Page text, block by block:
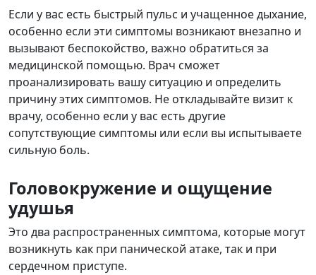
Если у вас есть быстрый пульс и учащенное дыхание,
особенно если эти симптомы возникают внезапно и
вызывают беспокойство, важно обратиться за
медицинской помощью. Врач сможет
проанализировать вашу ситуацию и определить
причину этих симптомов. Не откладывайте визит к
врачу, особенно если у вас есть другие
сопутствующие симптомы или если вы испытываете
сильную боль.
Головокружение и ощущение
удушья
Это два распространенных симптома, которые могут
возникнуть как при панической атаке, так и при
сердечном приступе.